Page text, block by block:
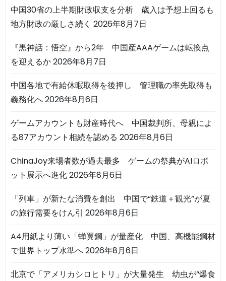
中国30省の上半期財政収支を分析 歳入は予想上回るも
地方財政の厳しさ続く 2026年8月7日
『黒神話：悟空』から2年 中国産AAAゲームは転換点
を迎えるか2026年8月7日
中国各地で有給休暇取得を後押し 管理職の率先取得も
義務化へ2026年8月6日
ゲームアカウントも財産時代へ 中国裁判所、母親によ
る87アカウント相続を認める 2026年8月6日
ChinaJoy来場者数が過去最多 ゲームの祭典がAIロボ
ット展示へ進化2026年8月6日
「列車」が新たな消費を創出 中国で“鉄道＋観光”が夏
の旅行需要をけん引 2026年8月6日
A4用紙より薄い「蝉翼鋼」が量産化 中国、高機能鋼材
で世界トップ水準へ2026年8月6日
北京で「アメリカシロヒトリ」が大量発生 幼虫が“爆食